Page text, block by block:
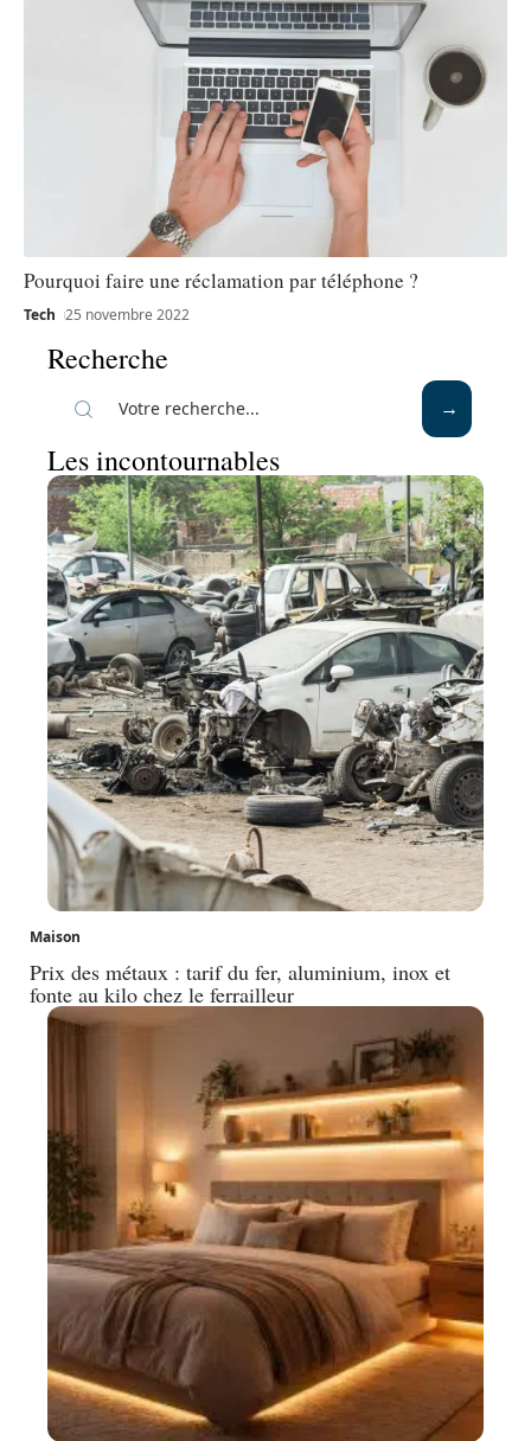
Pourquoi faire une réclamation par téléphone ?
Tech 25 novembre 2022
Recherche
Les incontournables
Maison
Prix des métaux : tarif du fer, aluminium, inox et
fonte au kilo chez le ferrailleur